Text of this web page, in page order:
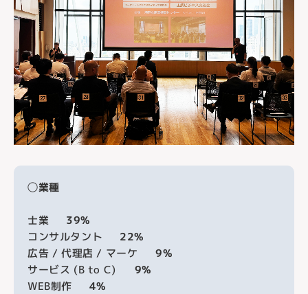
◯業種
士業 39%
コンサルタント 22%
広告 / 代理店 / マーケ 9%
サービス (B to C) 9%
WEB制作 4%